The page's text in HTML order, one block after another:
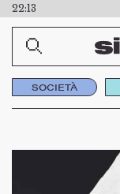
22:13
SOCIETÀ